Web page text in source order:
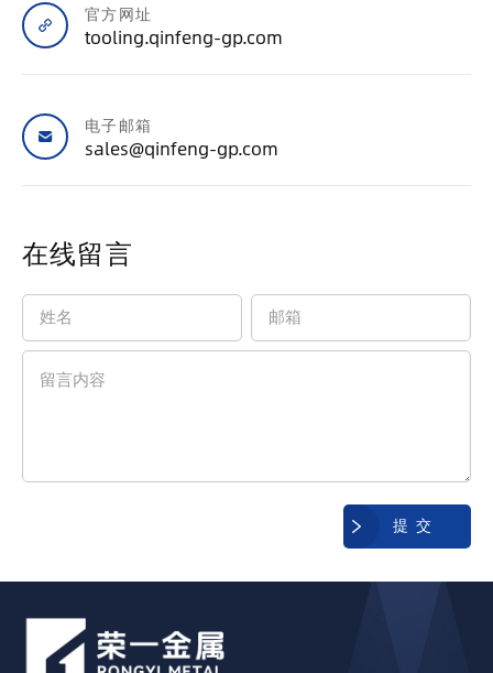
官方网址
tooling.qinfeng-gp.com
电子邮箱
sales@qinfeng-gp.com
在线留言
提 交